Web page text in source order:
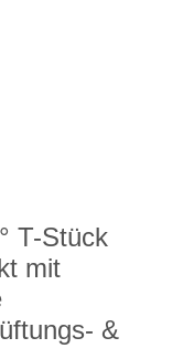
T-Stück
mit
&